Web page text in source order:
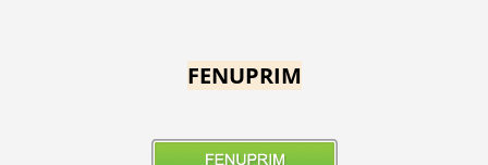
FENUPRIM